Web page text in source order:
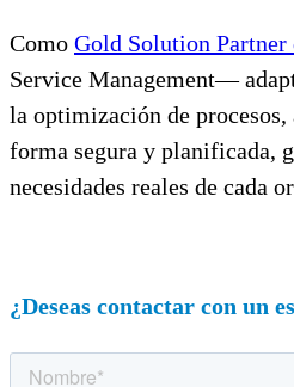
Como Gold Solution Partner
Service Management—
la optimización de
forma segura y planificada,
necesidades reales de cada
¿Deseas contactar con un